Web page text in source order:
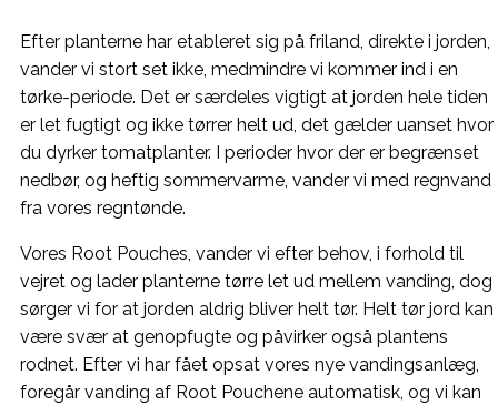
Efter planterne har etableret sig på friland, direkte i jorden,
vander vi stort set ikke, medmindre vi kommer ind i en
tørke-periode. Det er særdeles vigtigt at jorden hele tiden
er let fugtigt og ikke tørrer helt ud, det gælder uanset hvor
du dyrker tomatplanter. I perioder hvor der er begrænset
nedbør, og heftig sommervarme, vander vi med regnvand
fra vores regntønde.
Vores Root Pouches, vander vi efter behov, i forhold til
vejret og lader planterne tørre let ud mellem vanding, dog
sørger vi for at jorden aldrig bliver helt tør. Helt tør jord kan
være svær at genopfugte og påvirker også plantens
rodnet. Efter vi har fået opsat vores nye vandingsanlæg,
foregår vanding af Root Pouchene automatisk, og vi kan